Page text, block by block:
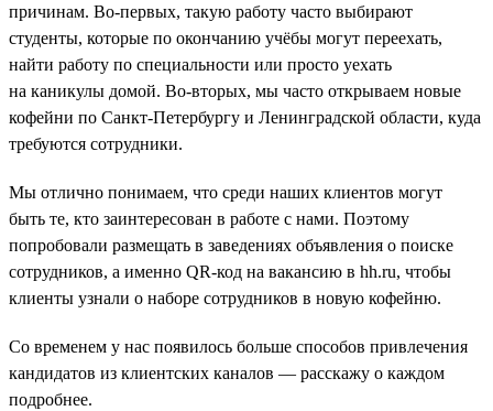
причинам. Во-первых, такую работу часто выбирают
студенты, которые по окончанию учёбы могут переехать,
найти работу по специальности или просто уехать
на каникулы домой. Во-вторых, мы часто открываем новые
кофейни по Санкт-Петербургу и Ленинградской области, куда
требуются сотрудники.
Мы отлично понимаем, что среди наших клиентов могут
быть те, кто заинтересован в работе с нами. Поэтому
попробовали размещать в заведениях объявления о поиске
сотрудников, а именно QR-код на вакансию в hh.ru, чтобы
клиенты узнали о наборе сотрудников в новую кофейню.
Со временем у нас появилось больше способов привлечения
кандидатов из клиентских каналов — расскажу о каждом
подробнее.